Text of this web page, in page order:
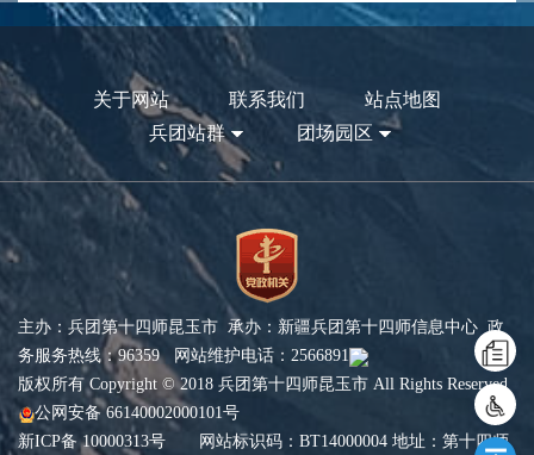
关于网站 联系我们
站点地图
兵团站群
团场园区
主办：兵团第十四师昆玉市 承办：新疆兵团第十四师信息中心 政
务服务热线：96359 网站维护电话：2566891
版权所有 Copyright © 2018 兵团第十四师昆玉市 All Rights Reserved
公网安备 66140002000101号
新ICP备 10000313号 网站标识码：BT14000004 地址：第十四师